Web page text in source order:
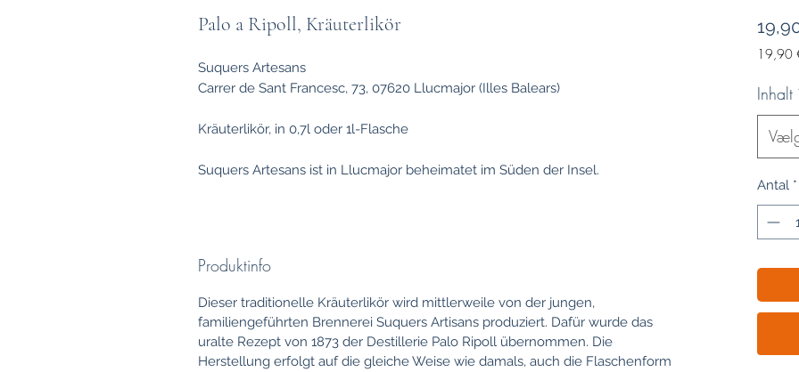
Palo a Ripoll, Kräuterlikör
Suquers Artesans
Carrer de Sant Francesc, 73, 07620 Llucmajor (Illes Balears)
Kräuterlikör, in 0,7l oder 1l-Flasche
Suquers Artesans ist in Llucmajor beheimatet im Süden der Insel.
Produktinfo
Dieser traditionelle Kräuterlikör wird mittlerweile von der jungen,
familiengeführten Brennerei Suquers Artisans produziert. Dafür wurde das
uralte Rezept von 1873 der Destillerie Palo Ripoll übernommen. Die
Herstellung erfolgt auf die gleiche Weise wie damals, auch die Flaschenform
19,90
pr.
1
Inhalt
Antal *